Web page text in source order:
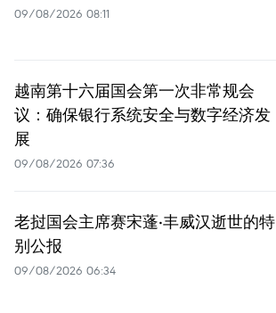
09/08/2026 08:11
越南第十六届国会第一次非常规会
议：确保银行系统安全与数字经济发
展
09/08/2026 07:36
老挝国会主席赛宋蓬·丰威汉逝世的特
别公报
09/08/2026 06:34